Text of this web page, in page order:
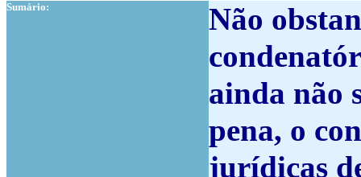
Sumário:
Não
ainda não
pena, o
jurídicas